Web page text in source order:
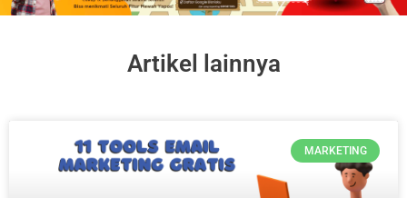
Artikel lainnya
MARKETING